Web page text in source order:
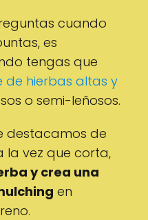
cuando
es
tengas que
de hierbas altas y
o semi-leñosos.
destacamos de
la vez que corta,
y crea una
en